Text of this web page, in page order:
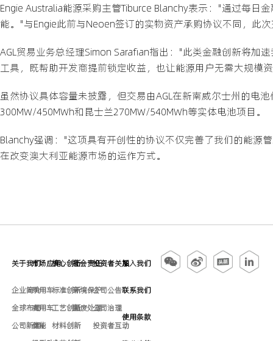
Engie Australia能源采购主管Tiburce Blanchy表示："通过每日
能。"与Engie此前与Neoen签订的实物资产承购协议不同，此
AGL贸易业务总经理Simon Sarafian指出："此类金融创新将加
工具，既帮助开发商提前锁定收益，也让能源用户无需大规模
虽然协议具体容量未披露，但交易由AGL在新南威尔士州的电
300MW/450MWh和昆士兰270MW/540MWh等实体电池项目。
Blanchy强调："这项具有开创性的协议不仅完善了我们的能源
在改变澳大利亚能源市场的运作方式。
关于我们
企业简介
全球布局
公司新闻
市场应用
乘用车
商用车
储能
核心创新
标准创新
工艺创新
材料创新
社会责任
环境保护
固废处理
投资者关系
公司公告
公司治理
投资者互动
加入我们
联系我们
使用条款